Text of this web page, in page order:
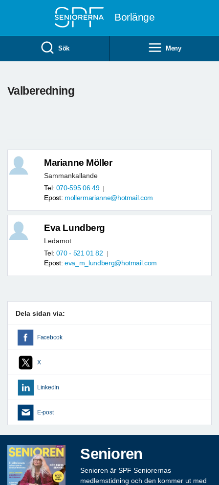
Borlänge
Sök Meny
Valberedning
Marianne Möller
Sammankallande
Tel: 070-595 06 49
Epost: mollermarianne@hotmail.com
Eva Lundberg
Ledamot
Tel: 070 - 521 01 82
Epost: eva_m_lundberg@hotmail.com
Dela sidan via:
Facebook
X
LinkedIn
E-post
Senioren
Senioren är SPF Seniorernas
medlemstidning och den kommer ut med